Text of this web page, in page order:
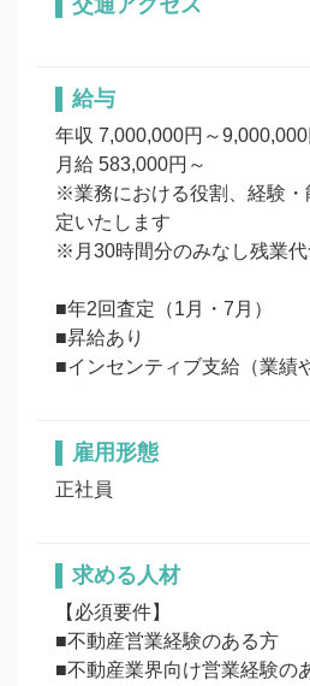
交通アクセス
給与
年収 7,000,000円～9,000,000
月給 583,000円～
※業務における役割、経験・
定いたします
※月30時間分のみなし残業代
■年2回査定（1月・7月）
■昇給あり
■インセンティブ支給（業績
雇用形態
正社員
求める人材
【必須要件】
■不動産営業経験のある方
■不動産業界向け営業経験の